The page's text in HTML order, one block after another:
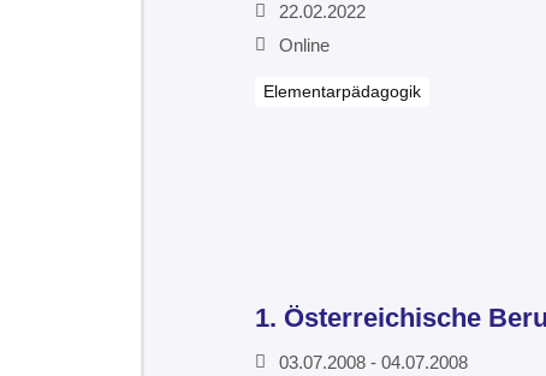
22.02.2022
Online
Elementarpädagogik
1. Österreichische
03.07.2008 - 04.07.2008